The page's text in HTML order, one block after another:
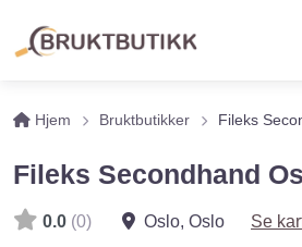
Hjem Bruktbutikker Fileks
Fileks Secondhand
0.0 (0) Oslo, Oslo Se